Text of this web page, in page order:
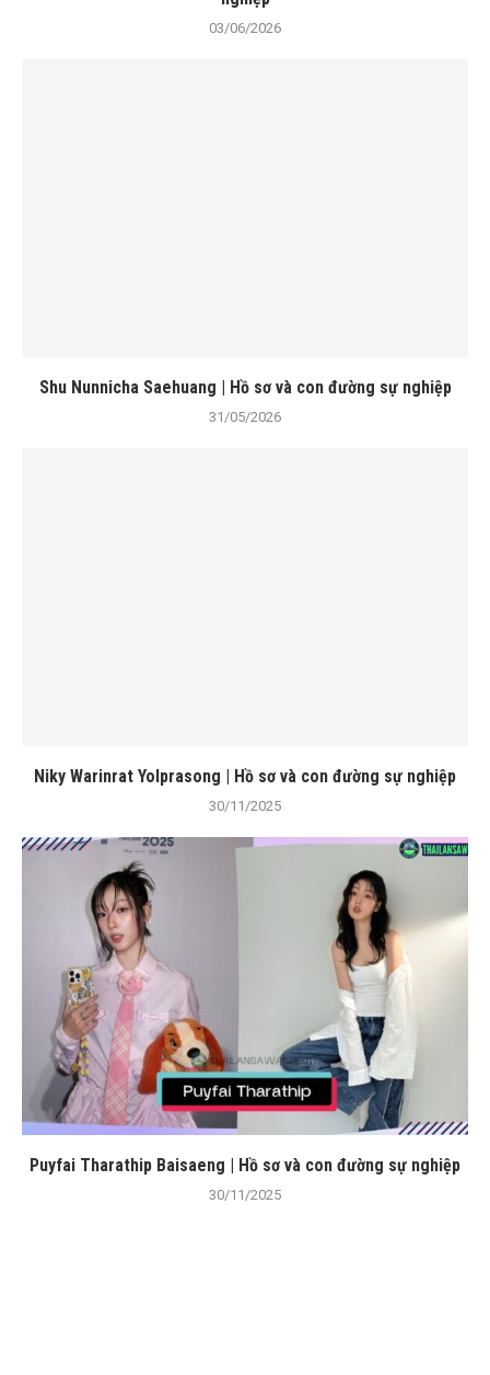
03/06/2026
Shu Nunnicha Saehuang | Hồ sơ và con đường sự nghiệp
31/05/2026
Niky Warinrat Yolprasong | Hồ sơ và con đường sự nghiệp
30/11/2025
Puyfai Tharathip Baisaeng | Hồ sơ và con đường sự nghiệp
30/11/2025